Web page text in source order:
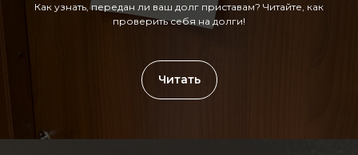
Как узнать, передан ли ваш долг приставам? Читайте, как
проверить себя на долги!
Читать